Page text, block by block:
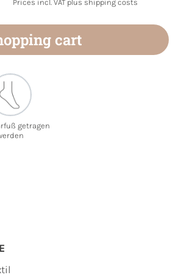
the desired amount or
Prices incl. VAT plus shipping costs
cart
getragen